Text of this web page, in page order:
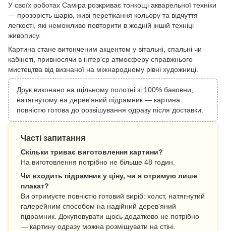
У своїх роботах Саміра розкриває тонкощі акварельної техніки
— прозорість шарів, живі перетікання кольору та відчуття
легкості, які неможливо повторити в жодній іншій техніці
живопису.
Картина стане витонченим акцентом у вітальні, спальні чи
кабінеті, привносячи в інтер'єр атмосферу справжнього
мистецтва від визнаної на міжнародному рівні художниці.
Друк виконано на щільному полотні зі 100% бавовни,
натягнутому на дерев'яний підрамник — картина
повністю готова до розвішування одразу після доставки.
Часті запитання
Скільки триває виготовлення картини?
На виготовлення потрібно не більше 48 годин.
Чи входить підрамник у ціну, чи я отримую лише
плакат?
Ви отримуєте повністю готовий виріб: холст, натягнутий
галерейним способом на надійний дерев'яний
підрамник. Докуповувати щось додатково не потрібно
— картину одразу можна розміщувати на стіні.